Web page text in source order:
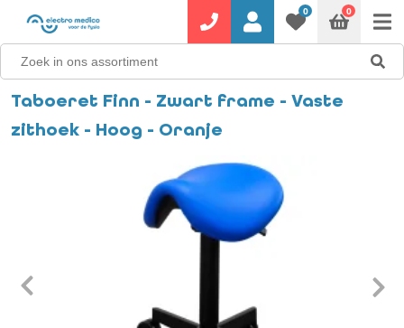
0 0
Taboeret Finn - Zwart frame - Vaste
zithoek - Hoog - Oranje